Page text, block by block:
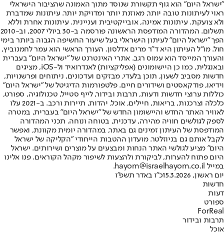
"ישראל היום" הוא גוף תקשורת שנוסד מתוך האמונה שהציבור הישראלי
ראוי לעיתונות טובה יותר, מאוזנת יותר ומדויקת יותר. עיתונות שמדברת
ולא צועקת. עיתונות אמינה, אובייקטיבית ועניינית. עיתונות אחרת וללא
תשלום. המהדורה המודפסת הראשונה פורסמה ב-30 ביולי 2007, וב-2010
הפך "ישראל היום" לעיתון הישראלי בעל שיעור החשיפה הגבוה ביותר בימי
חול. מו"ל העיתון היא ד"ר מרים אדלסון. העורך הראשי הוא עמר לחמנוביץ,
והעורך המייסד הוא עמוס רגב. אתרי האינטרנט של "ישראל היום" בעברית
ובאנגלית, כמו כן היישומונים (אפליקציות) לאנדרואיד ול-iOS, מציגים
חדשות מסביב לשעון, תוכן בלעדי, מבזקים ועדכונים, ניתוחים ופרשנויות,
וידיאו, פודקאסטים ושידורים חיים. פלטפורמות הדיגיטל של "ישראל היום"
כוללות ערוצי חדשות ודעות, תרבות ובידור, לייף סטייל, טכנולוגיה, ספורט,
כלכלה וצרכנות, בריאות, חיילים, אוכל, יהדות, תיירות ורכב. ב-2021 עלו
לאוויר האתר החדש והיישומון החדש של "ישראל היום" בעברית, במטרה
לספק לגולשים חוויה מהירה, עדכנית, בטוחה ונוחה. תכני המהדורה
המודפסת של העיתון זמינים גם באתר, במהדורה יומית מקוונת, ואפשר
לקבל אותם גם בניוזלטר. מועדון ההטבות הייחודי "הקליקה של ישראל
היום" מציע לגולשי האתר הנחות ומבצעים על מוצרים ושירותים. ישראל
היום פתוח להערות, לביקורת ולהצעות לשיפור מקהל הקוראים. פנו אלינו
במייל hayom@israelhayom.co.il.
יום ראשון, 15.3.2026
כ"ו באדר תשפ"ו
חדשות
דעות
ספורט
ForReal
תרבות ובידור
אוכל